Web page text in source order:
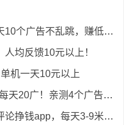
告不乱跳，赚低保，满5提！
均反馈10元以上！
机一天10元以上
广！亲测4个广告1块钱！
app，每天3-9米？详细流程